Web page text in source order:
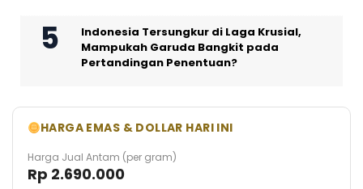
Indonesia Tersungkur di Laga Krusial,
Mampukah Garuda Bangkit pada
Pertandingan Penentuan?
HARGA EMAS & DOLLAR HARI INI
Harga Jual Antam (per gram)
Rp 2.690.000